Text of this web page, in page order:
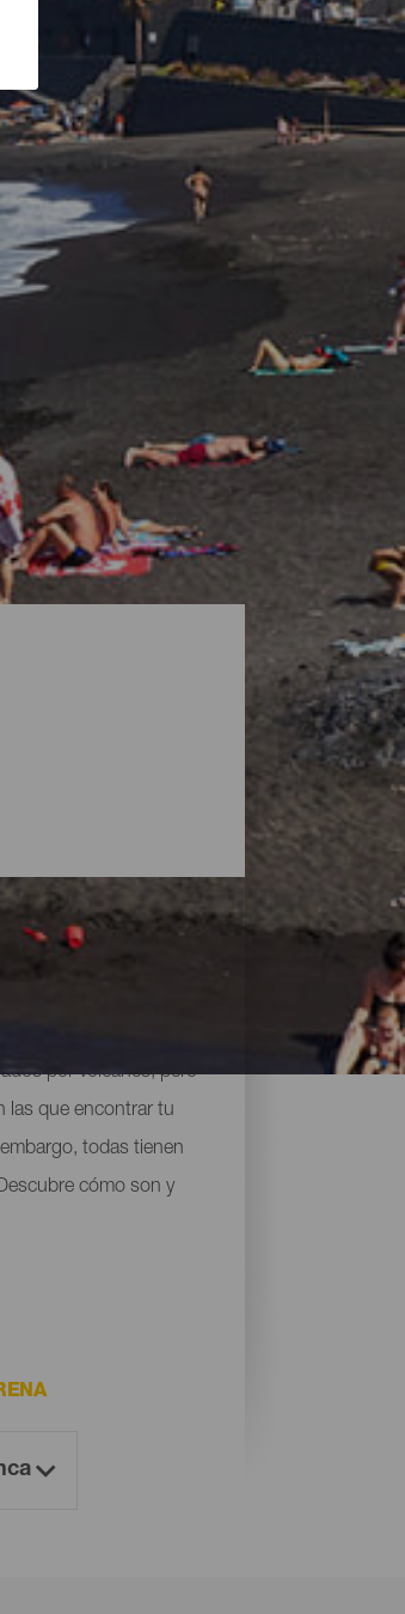
por volcanes, pero
las que encontrar tu
todas tienen
cómo son y